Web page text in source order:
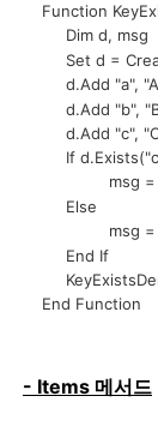
Function
Dim d,
Set d =
d.Add "a",
d.Add "b",
d.Add "c",
If
msg = "지정
Else
msg = "지정
End If
End Function
- Items 메서드